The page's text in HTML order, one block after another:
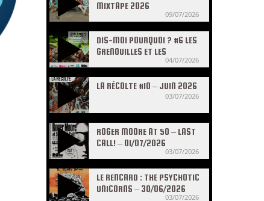
MIXTAPE 2026
09/07/2026
DIS-MOI POURQUOI ? #6 LES
GRENOUILLES ET LES
04/07/2026
LA RÉCOLTE #10 – JUIN 2026
03/07/2026
ROGER MOORE AT 50 – LAST
CALL! – 01/07/2026
03/07/2026
LE RENCARD : THE PSYCHOTIC
UNICORNS – 30/06/2026
03/07/2026